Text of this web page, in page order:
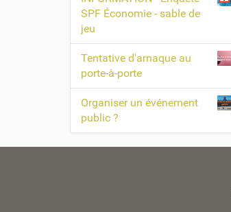
SPF Économie - sable de
jeu
Tentative d'arnaque au
porte-à-porte
Organiser un événement
public ?